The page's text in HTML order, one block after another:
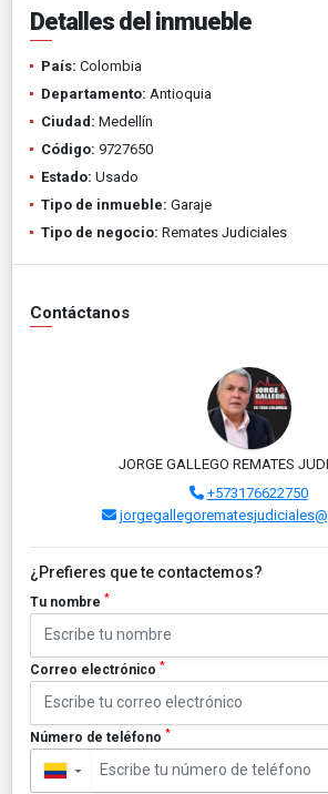
Detalles del inmueble
País: Colombia
Departamento: Antioquia
Ciudad: Medellín
Código: 9727650
Estado: Usado
Tipo de inmueble: Garaje
Tipo de negocio: Remates Judiciales
Contáctanos
JORGE GALLEGO REMATES
+573176622750
¿Prefieres que te contactemos?
Tu nombre *
Correo electrónico *
Número de teléfono *
▼